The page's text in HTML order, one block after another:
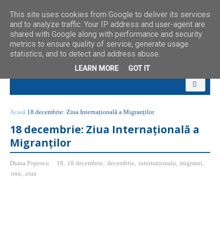
Acasă 18 decembrie: Ziua Internațională a Migranților
18 decembrie: Ziua Internațională a
Migranților
Diana Popescu 18, 18 decembrie, decembrie, internationala, migranti,
onu, ziua
This site uses cookies from Google to deliver its services
and to analyze traffic. Your IP address and user-agent are
shared with Google along with performance and security
metrics to ensure quality of service, generate usage
statistics, and to detect and address abuse.
LEARN MORE GOT IT